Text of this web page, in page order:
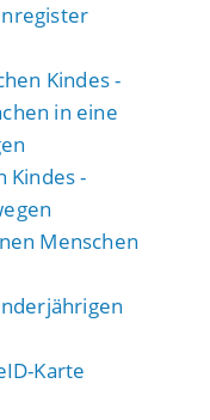
Kindes -
in eine
Kindes -
Menschen
Karte